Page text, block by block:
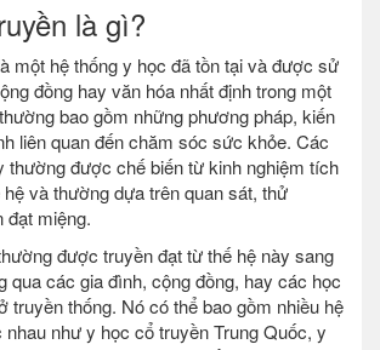
là gì?
một hệ thống y học đã tồn tại và được sử
đồng hay văn hóa nhất định trong một
bao gồm những phương pháp, kiến
liên quan đến chăm sóc sức khỏe. Các
thường được chế biến từ kinh nghiệm tích
hệ và thường dựa trên quan sát, thử
đạt miệng.
được truyền đạt từ thế hệ này sang
qua các gia đình, cộng đồng, hay các học
truyền thống. Nó có thể bao gồm nhiều hệ
như y học cổ truyền Trung Quốc, y